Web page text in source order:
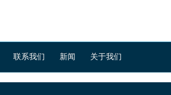
联系我们 新闻 关于我们